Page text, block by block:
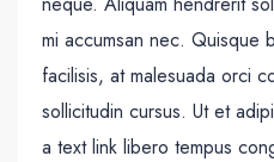
mi accumsan nec. Quisque
facilisis, at malesuada orci
sollicitudin cursus. Ut et
a text link libero tempus